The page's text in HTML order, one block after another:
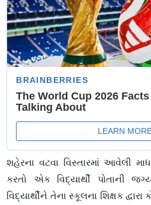
શહેરના વટવા વિસ્તારમાં આવેલી
કરતો એક વિદ્યાર્થી પોતાની
વિદ્યાર્થીને તેના સ્કૂલના શિક્ષક દ્વારા